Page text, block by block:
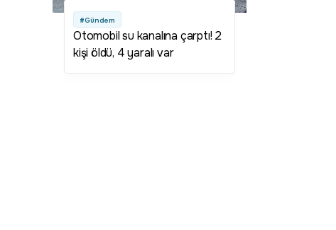
#Gündem
Otomobil su kanalına çarptı! 2
kişi öldü, 4 yaralı var